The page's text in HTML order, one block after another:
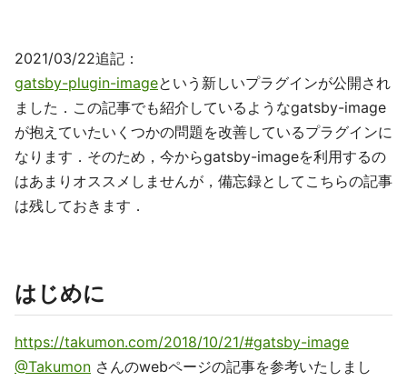
2021/03/22追記：
gatsby-plugin-imageという新しいプラグインが公開され
ました．この記事でも紹介しているようなgatsby-image
が抱えていたいくつかの問題を改善しているプラグインに
なります．そのため，今からgatsby-imageを利用するの
はあまりオススメしませんが，備忘録としてこちらの記事
は残しておきます．
はじめに
https://takumon.com/2018/10/21/#gatsby-image
@Takumon さんのwebページの記事を参考いたしまし